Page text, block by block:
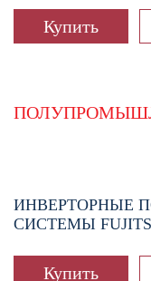
Купить
ИНВЕРТОРНЫЕ
СИСТЕМЫ
Купить